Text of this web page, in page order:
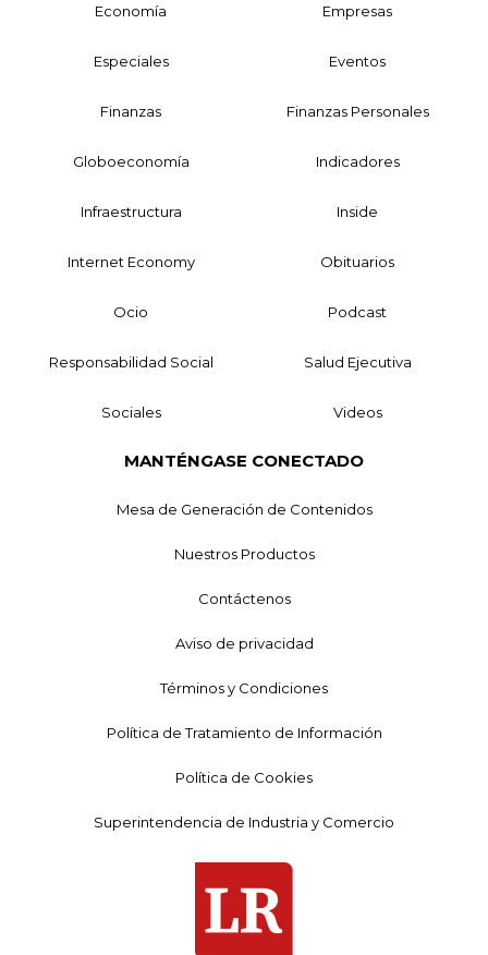
Economía Empresas
Especiales Eventos
Finanzas Finanzas Personales
Globoeconomía Indicadores
Infraestructura Inside
Internet Economy Obituarios
Ocio Podcast
Responsabilidad Social Salud Ejecutiva
Sociales Videos
MANTÉNGASE CONECTADO
Mesa de Generación de Contenidos
Nuestros Productos
Contáctenos
Aviso de privacidad
Términos y Condiciones
Política de Tratamiento de Información
Política de Cookies
Superintendencia de Industria y Comercio